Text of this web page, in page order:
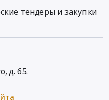
тендеры и закупки
д. 65.